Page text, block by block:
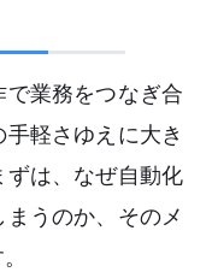
業務をつなぎ合
軽さゆえに大き
ずは、なぜ自動化
うのか、そのメ